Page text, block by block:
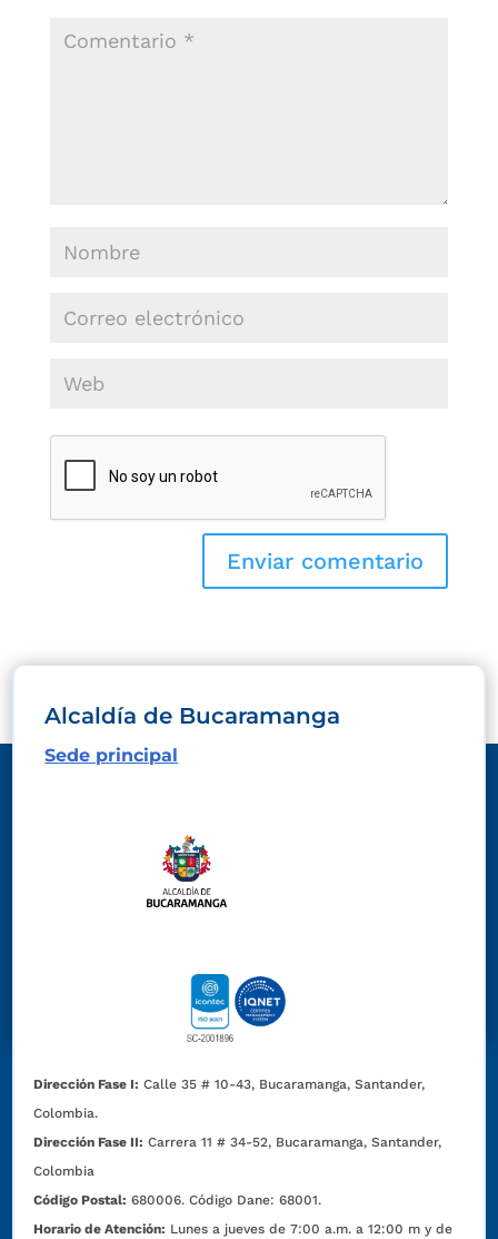
Alcaldía de Bucaramanga
Sede principal
Dirección Fase I: Calle 35 # 10-43, Bucaramanga, Santander,
Colombia.
Dirección Fase II: Carrera 11 # 34-52, Bucaramanga, Santander,
Colombia
Código Postal: 680006. Código Dane: 68001.
Horario de Atención: Lunes a jueves de 7:00 a.m. a 12:00 m y de